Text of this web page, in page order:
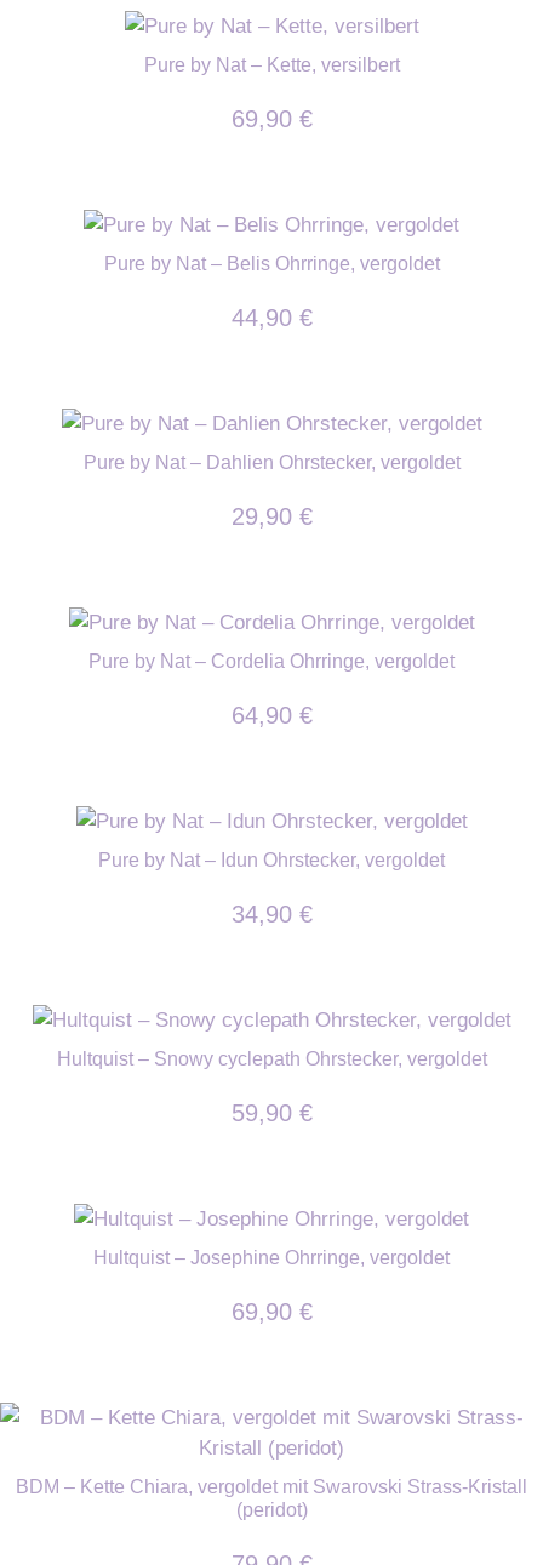
Pure by Nat – Kette, versilbert
69,90 €
Pure by Nat – Belis Ohrringe, vergoldet
44,90 €
Pure by Nat – Dahlien Ohrstecker, vergoldet
29,90 €
Pure by Nat – Cordelia Ohrringe, vergoldet
64,90 €
Pure by Nat – Idun Ohrstecker, vergoldet
34,90 €
Hultquist – Snowy cyclepath Ohrstecker, vergoldet
59,90 €
Hultquist – Josephine Ohrringe, vergoldet
69,90 €
BDM – Kette Chiara, vergoldet mit Swarovski Strass-Kristall
(peridot)